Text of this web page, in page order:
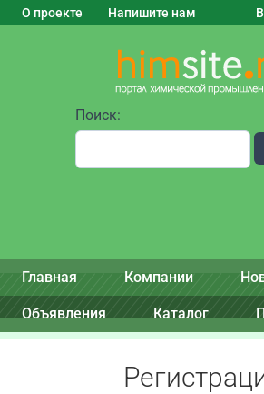
О проекте Напишите нам
Поиск:
Главная Компании
Объявления Каталог